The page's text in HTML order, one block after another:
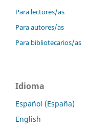
Para lectores/as
Para autores/as
Para bibliotecarios/as
Idioma
Español (España)
English